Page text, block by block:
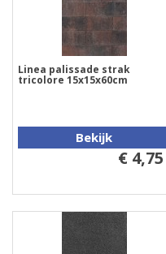
Linea palissade strak
tricolore 15x15x60cm
Bekijk
€ 4,75